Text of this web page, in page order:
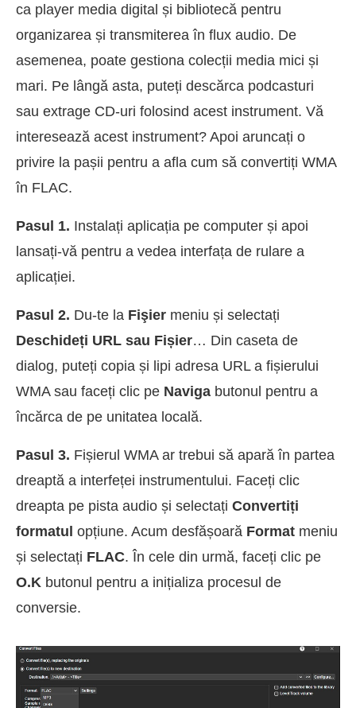
ca player media digital și bibliotecă pentru
organizarea și transmiterea în flux audio. De
asemenea, poate gestiona colecții media mici și
mari. Pe lângă asta, puteți descărca podcasturi
sau extrage CD-uri folosind acest instrument. Vă
interesează acest instrument? Apoi aruncați o
privire la pașii pentru a afla cum să convertiți WMA
în FLAC.
Pasul 1. Instalați aplicația pe computer și apoi
lansați-vă pentru a vedea interfața de rulare a
aplicației.
Pasul 2. Du-te la Fişier meniu și selectați
Deschideți URL sau Fișier… Din caseta de
dialog, puteți copia și lipi adresa URL a fișierului
WMA sau faceți clic pe Naviga butonul pentru a
încărca de pe unitatea locală.
Pasul 3. Fișierul WMA ar trebui să apară în partea
dreaptă a interfeței instrumentului. Faceți clic
dreapta pe pista audio și selectați Convertiți
formatul opțiune. Acum desfășoară Format meniu
și selectați FLAC. În cele din urmă, faceți clic pe
O.K butonul pentru a inițializa procesul de
conversie.